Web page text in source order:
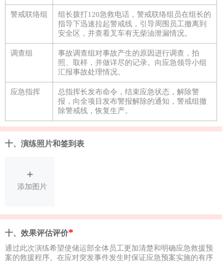
警戒联络组
组长拨打120急救电话，警戒联络组员在组长的
指导下迅速拉起警戒线，引导周围员工撤离到
安全区，并查看叉车有无柴油泄漏情况。
调查组
事故调查组对事故产生的原因进行调查，拍
照、取样，并做详尽的记录。向应急领导小组
汇报事故处理情况。
应急指挥
总指挥长发布命令，结束应急状态，解除警
报，向全项目发布警报解除的通知，警戒组撤
除警戒线，恢复生产。
十、演练照片和签到表
添加图片
十、效果评估评价
通过此次演练希望使储运部全体员工更加清楚和明确应急救援预
案的救援程序。在应对突发事件发生时保证应急预案实施的有序